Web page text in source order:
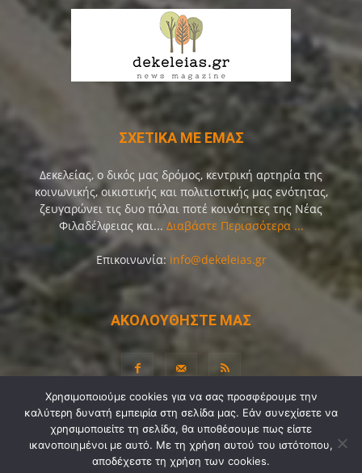
ΣΧΕΤΙΚΑ ΜΕ ΕΜΑΣ
Δεκελείας, ο δικός μας δρόμος, κεντρική αρτηρία της
κοινωνικής, οικιστικής και πολιτιστικής μας ενότητας,
ζευγαρώνει τις δυο πάλαι ποτέ κοινότητες της Νέας
Φιλαδέλφειας και... Διαβάστε Περισσότερα ...
Επικοινωνία: info@dekeleias.gr
ΑΚΟΛΟΥΘΗΣΤΕ ΜΑΣ
Διαύγεια Λίγα Λόγια για Εμάς
Επικοινωνία
Όροι Χρήσης
Προσωπικά Δεδομένα
Sitemap
Ψηφοφορίες
Χρησιμοποιούμε cookies για να σας προσφέρουμε την
καλύτερη δυνατή εμπειρία στη σελίδα μας. Εάν συνεχίσετε να
χρησιμοποιείτε τη σελίδα, θα υποθέσουμε πως είστε
ικανοποιημένοι με αυτό. Με τη χρήση αυτού του ιστότοπου,
αποδέχεστε τη χρήση των cookies.